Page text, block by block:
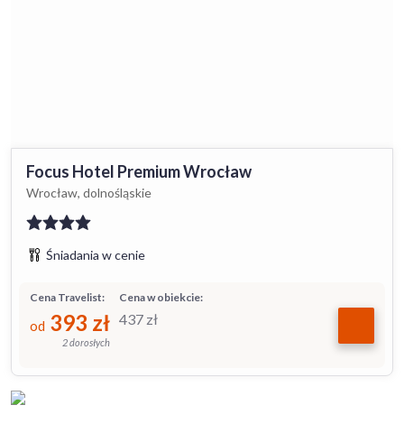
Focus Hotel Premium Wrocław
Wrocław, dolnośląskie
Śniadania w cenie
Cena w obiekcie:
437 zł
Cena Travelist:
od 393 zł
2 dorosłych